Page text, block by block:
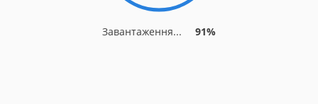
Завантаження... 91%